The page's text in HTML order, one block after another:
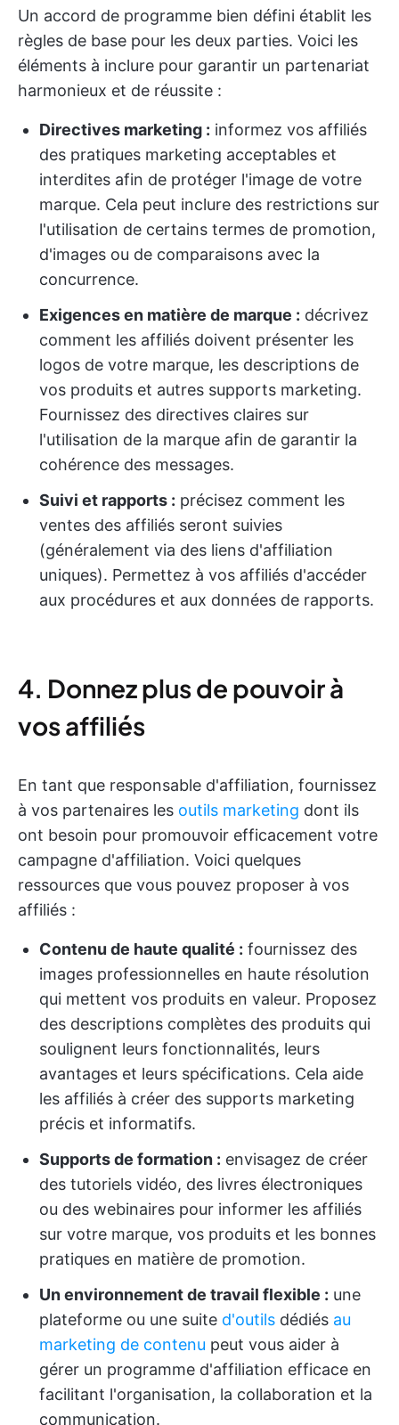
Un accord de programme bien défini établit les
règles de base pour les deux parties. Voici les
éléments à inclure pour garantir un partenariat
harmonieux et de réussite :
Directives marketing : informez vos affiliés
des pratiques marketing acceptables et
interdites afin de protéger l'image de votre
marque. Cela peut inclure des restrictions sur
l'utilisation de certains termes de promotion,
d'images ou de comparaisons avec la
concurrence.
Exigences en matière de marque : décrivez
comment les affiliés doivent présenter les
logos de votre marque, les descriptions de
vos produits et autres supports marketing.
Fournissez des directives claires sur
l'utilisation de la marque afin de garantir la
cohérence des messages.
Suivi et rapports : précisez comment les
ventes des affiliés seront suivies
(généralement via des liens d'affiliation
uniques). Permettez à vos affiliés d'accéder
aux procédures et aux données de rapports.
4. Donnez plus de pouvoir à
vos affiliés
En tant que responsable d'affiliation, fournissez
à vos partenaires les outils marketing dont ils
ont besoin pour promouvoir efficacement votre
campagne d'affiliation. Voici quelques
ressources que vous pouvez proposer à vos
affiliés :
Contenu de haute qualité : fournissez des
images professionnelles en haute résolution
qui mettent vos produits en valeur. Proposez
des descriptions complètes des produits qui
soulignent leurs fonctionnalités, leurs
avantages et leurs spécifications. Cela aide
les affiliés à créer des supports marketing
précis et informatifs.
Supports de formation : envisagez de créer
des tutoriels vidéo, des livres électroniques
ou des webinaires pour informer les affiliés
sur votre marque, vos produits et les bonnes
pratiques en matière de promotion.
Un environnement de travail flexible : une
plateforme ou une suite d'outils dédiés au
marketing de contenu peut vous aider à
gérer un programme d'affiliation efficace en
facilitant l'organisation, la collaboration et la
communication.